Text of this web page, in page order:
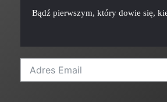
Bądź pierwszym, który dowie się,